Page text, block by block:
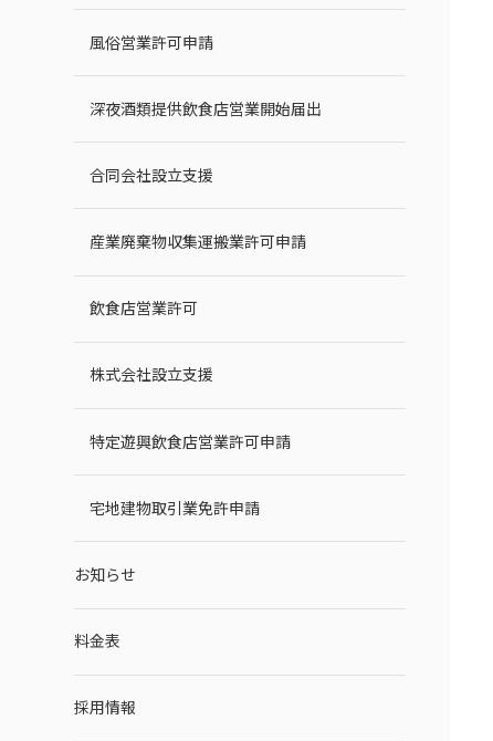
風俗営業許可申請
深夜酒類提供飲食店営業開始届出
合同会社設立支援
産業廃棄物収集運搬業許可申請
飲食店営業許可
株式会社設立支援
特定遊興飲食店営業許可申請
宅地建物取引業免許申請
お知らせ
料金表
採用情報